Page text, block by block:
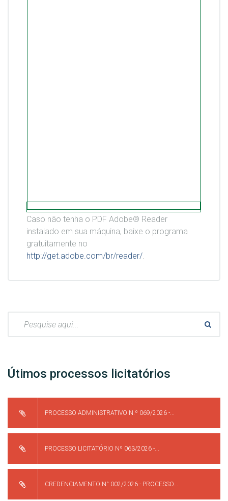
Caso não tenha o PDF Adobe® Reader
instalado em sua máquina, baixe o programa
gratuitamente no
http://get.adobe.com/br/reader/.
Útimos processos licitatórios
PROCESSO ADMINISTRATIVO N.º 069/2026 -...
PROCESSO LICITATÓRIO Nº 063/2026 -...
CREDENCIAMENTO N° 002/2026 - PROCESSO...